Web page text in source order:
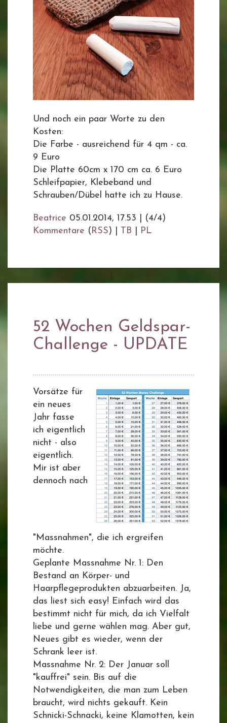
Und noch ein paar Worte zu den
Kosten:
Die Farbe - ausreichend für 4 qm - ca.
9 Euro
Die Platte 60cm x 170 cm ca. 6 Euro
Schleifpapier, Klebeband und
Schrauben/Dübel hatte ich zu Hause.
Beatrice 05.01.2014, 17.53
(4/4)
Kommentare ( RSS) | TB PL
52 Wochen Geldspar-
Challenge - UPDATE
Vorsätze für
ein neues
Jahr fasse
ich eigentlich
nicht - also
eigentlich.
Mir ist aber
dennoch nach
"Massnahmen", die ich ergreifen
möchte.
Geplante Massnahme Nr. 1: Den
Bestand an Körper- und
Haarpflegeprodukten abzuarbeiten. Ja,
das liest sich easy! Einfach wird das
bestimmt nicht für mich, da ich Vielfalt
liebe und gerne wählen mag. Aber gut,
Neues gibt es wieder, wenn der
Schrank leer ist.
Massnahme Nr. 2: Der Januar soll
"kauffrei" sein. Bis auf die
Notwendigkeiten, die man zum Leben
braucht, wird nichts gekauft. Kein
Schnicki-Schnacki, keine Klamotten, kein